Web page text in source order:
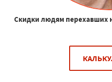
Скидки людям перехавших